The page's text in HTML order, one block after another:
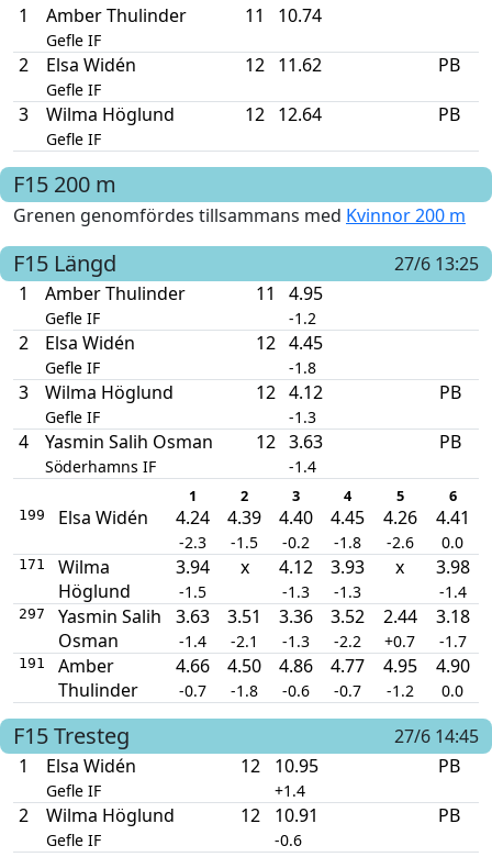
1
Amber Thulinder
Gefle IF
11 10.74
2 Elsa Widén
Gefle IF
12 11.62 PB
3 Wilma Höglund
Gefle IF
12 12.64 PB
F15 200 m
Grenen genomfördes tillsammans med Kvinnor 200 m
F15 Längd
27/6 13:25
1
Amber Thulinder
Gefle IF
11 4.95
-1.2
2 Elsa Widén
Gefle IF
12 4.45
-1.8
3 Wilma Höglund
Gefle IF
12 4.12
-1.3
PB
4 Yasmin Salih Osman
Söderhamns IF
12 3.63
-1.4
PB
1 2 3 4 5 6
199 Elsa Widén 4.24
-2.3
4.39
-1.5
4.40
-0.2
4.45
-1.8
4.26
-2.6
4.41
0.0
171
Wilma
Höglund
3.94
-1.5
x 4.12
-1.3
3.93
-1.3
x 3.98
-1.4
297
Yasmin Salih
Osman
3.63
-1.4
3.51
-2.1
3.36
-1.3
3.52
-2.2
2.44
+0.7
3.18
-1.7
191
Amber
Thulinder
4.66
-0.7
4.50
-1.8
4.86
-0.6
4.77
-0.7
4.95
-1.2
4.90
0.0
F15Tresteg
27/6 14:45
1
Elsa Widén
Gefle IF
12 10.95
+1.4
PB
2 Wilma Höglund
Gefle IF
12 10.91
-0.6
PB